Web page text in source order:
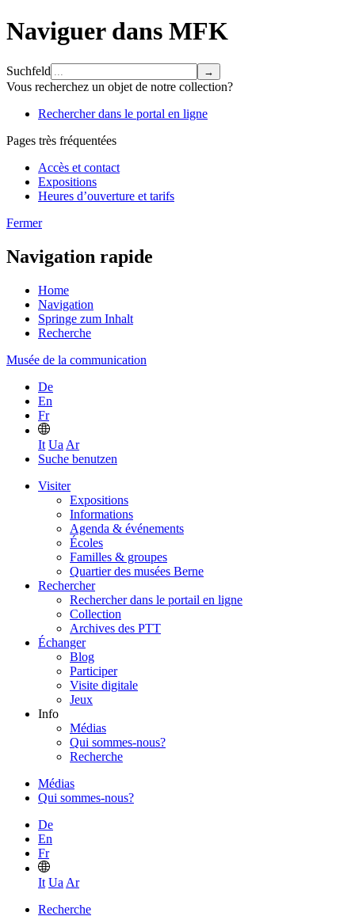
Naviguer dans MFK
Suchfeld
Vous recherchez un objet de notre collection?
Rechercher dans le portal en ligne
Pages très fréquentées
Accès et contact
Expositions
Heures d’ouverture et tarifs
Fermer
Navigation rapide
Home
Navigation
Springe zum Inhalt
Recherche
Musée de la communication
De
En
Fr
It Ua Ar
Suche benutzen
Visiter
Expositions
Informations
Agenda & événements
Écoles
Familles & groupes
Quartier des musées Berne
Rechercher
Rechercher dans le portail en ligne
Collection
Archives des PTT
Échanger
Blog
Participer
Visite digitale
Jeux
Info
Médias
Qui sommes-nous?
Recherche
Médias
Qui sommes-nous?
De
En
Fr
It Ua Ar
Recherche